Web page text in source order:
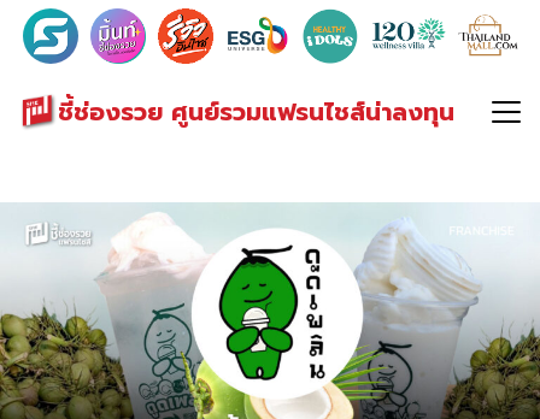
ชี้ช่องรวย ศูนย์รวมแฟรนไชส์น่าลงทุน
Search
for: